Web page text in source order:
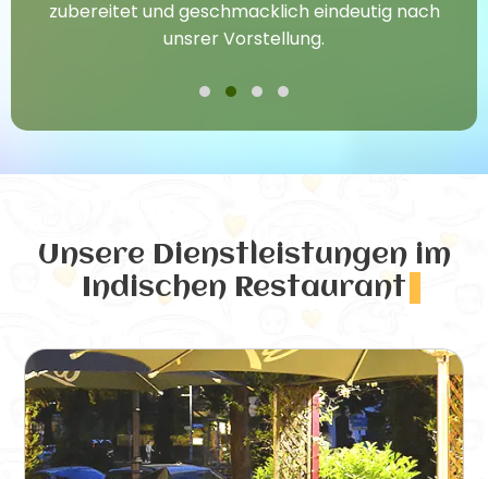
zubereitet und geschmacklich eindeutig nach
unsrer Vorstellung.
Unsere Dienstleistungen im
Indischen Restaurant